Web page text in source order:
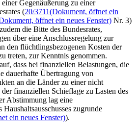
Gegenäußerung zu einer
(20/3711(Dokument, öffnet ein
öffnet ein neues Fenster) Nr. 3)
die Bitte des Bundesrates,
über eine Anschlussregelung zur
den flüchtlingsbezogenen Kosten der
treten, zur Kenntnis genommen.
dass bei finanziellen Belastungen, die
dauerhafte Übertragung von
an die Länder zu einer nicht
finanziellen Schieflage zu Lasten des
Abstimmung lag eine
zugrunde
ein neues Fenster)).